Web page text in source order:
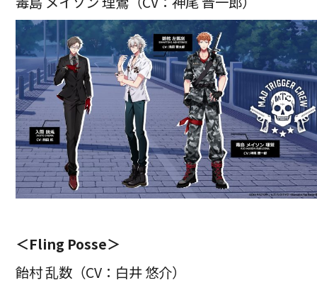
＜Fling Posse＞
飴村 乱数（CV：白井 悠介）